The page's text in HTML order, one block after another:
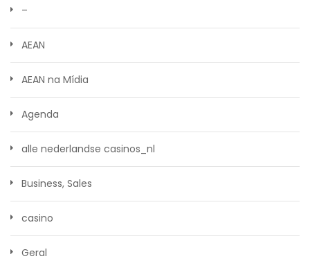
–
AEAN
AEAN na Mídia
Agenda
alle nederlandse casinos_nl
Business, Sales
casino
Geral